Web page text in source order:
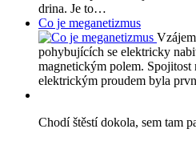
drina. Je to…
Co je meganetizmus
pohybujících se elektricky
magnetickým polem. Spojitost
elektrickým proudem byla
Chodí štěstí dokola, sem tam